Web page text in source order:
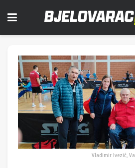
Vladimir Ivezić,